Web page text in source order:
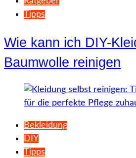
Tipps
Wie kann ich DIY-
Baumwolle reinigen
Bekleidung
DIY
Tipps